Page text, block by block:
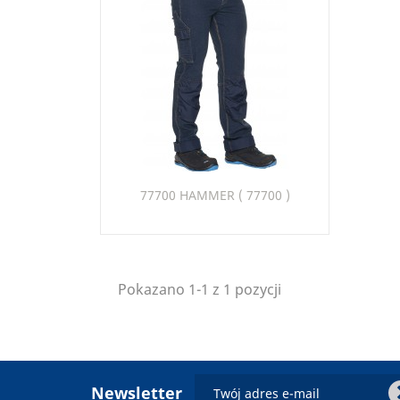
77700 HAMMER ( 77700 )
 Szybki podgląd
Pokazano 1-1 z 1 pozycji
Newsletter